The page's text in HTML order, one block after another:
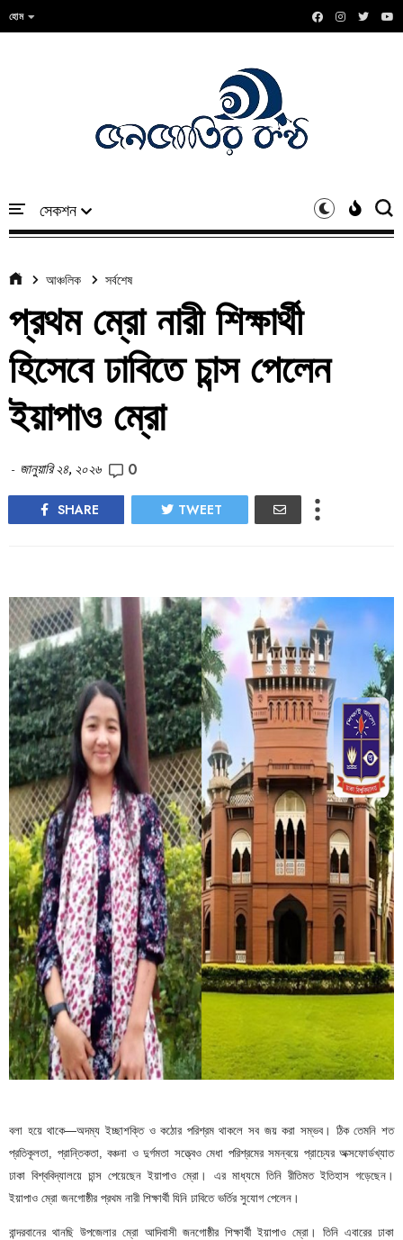
হোম
আঞ্চলিক সর্বশেষ
প্রথম ম্রো নারী শিক্ষার্থী
হিসেবে ঢাবিতে চান্স পেলেন
ইয়াপাও ম্রো
- জানুয়ারি ২৪, ২০২৬ 0
SHARE TWEET
বলা হয়ে থাকে—অদম্য ইচ্ছাশক্তি ও কঠোর পরিশ্রম থাকলে সব জয় করা সম্ভব। ঠিক তেমনি শত
প্রতিকূলতা, প্রান্তিকতা, বঞ্চনা ও দুর্গমতা সত্ত্বেও মেধা পরিশ্রমের সমন্বয়ে প্রাচ্যের অক্সফোর্ডখ্যাত
ঢাকা বিশ্ববিদ্যালয়ে চান্স পেয়েছেন ইয়াপাও ম্রো। এর মাধ্যমে তিনি রীতিমত ইতিহাস গড়েছেন।
ইয়াপাও ম্রো জনগোষ্ঠীর প্রথম নারী শিক্ষার্থী যিনি ঢাবিতে ভর্তির সুযোগ পেলেন।
বান্দরবানের থানছি উপজেলার ম্রো আদিবাসী জনগোষ্ঠীর শিক্ষার্থী ইয়াপাও ম্রো। তিনি এবারের ঢাকা